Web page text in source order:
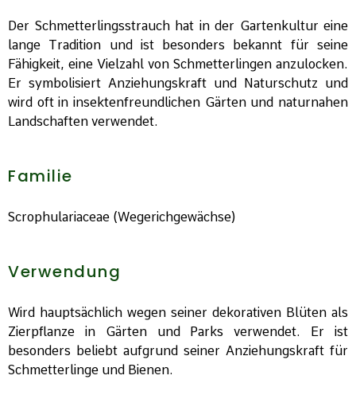
Der Schmetterlingsstrauch hat in der Gartenkultur eine
lange Tradition und ist besonders bekannt für seine
Fähigkeit, eine Vielzahl von Schmetterlingen anzulocken.
Er symbolisiert Anziehungskraft und Naturschutz und
wird oft in insektenfreundlichen Gärten und naturnahen
Landschaften verwendet.
Familie
Scrophulariaceae (Wegerichgewächse)
Verwendung
Wird hauptsächlich wegen seiner dekorativen Blüten als
Zierpflanze in Gärten und Parks verwendet. Er ist
besonders beliebt aufgrund seiner Anziehungskraft für
Schmetterlinge und Bienen.